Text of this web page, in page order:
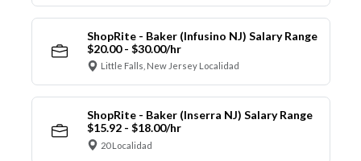
ShopRite - Baker (Infusino NJ) Salary Range
$20.00 - $30.00/hr
Little Falls, New Jersey Localidad
ShopRite - Baker (Inserra NJ) Salary Range
$15.92 - $18.00/hr
20 Localidad